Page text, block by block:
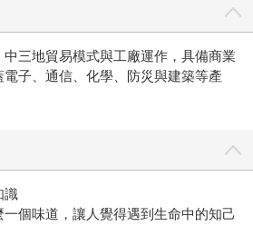
三地貿易模式與工廠運作，具備商業
子、通信、化學、防災與建築等產
識
個味道，讓人覺得遇到生命中的知己